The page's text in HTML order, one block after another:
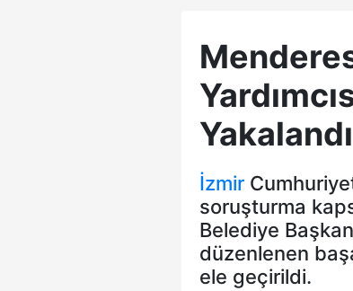
Yakalandı
İzmir
soruşturma
Belediye
düzenlenen
ele geçirildi.